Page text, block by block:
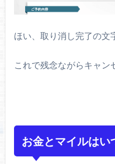
ほい、取り消し完了の文
これで残念ながらキャン
お金とマイルはい